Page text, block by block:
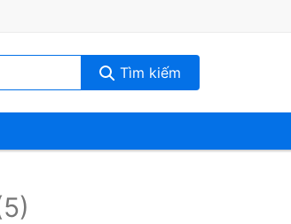
Tìm kiếm